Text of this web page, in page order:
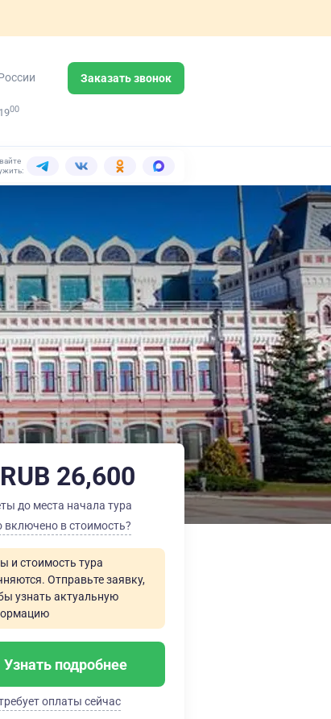
Заказать звонок
1900
26,600
до места начала тура
включено в стоимость?
и стоимость тура
Отправьте заявку,
узнать актуальную
Узнать подробнее
оплаты сейчас